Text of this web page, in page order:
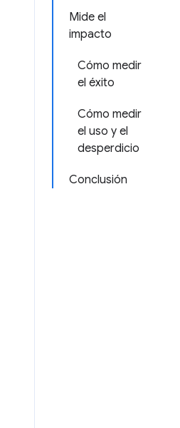
Mide el
impacto
Cómo medir
el éxito
Cómo medir
el uso y el
desperdicio
Conclusión